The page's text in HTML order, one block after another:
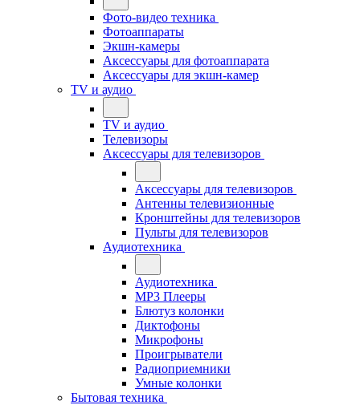
Фото-видео техника
Фотоаппараты
Экшн-камеры
Аксессуары для фотоаппарата
Аксессуары для экшн-камер
TV и аудио
TV и аудио
Телевизоры
Аксессуары для телевизоров
Аксессуары для телевизоров
Антенны телевизионные
Кронштейны для телевизоров
Пульты для телевизоров
Аудиотехника
Аудиотехника
MP3 Плееры
Блютуз колонки
Диктофоны
Микрофоны
Проигрыватели
Радиоприемники
Умные колонки
Бытовая техника